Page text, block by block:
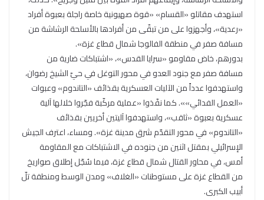
استهدف مقاتلو «القسام» «قوة صهيونية خاصة راجلة بعبوة أفراد
«رعدية»، وأجهزوا على من تبقّى من أفرادها بالأسلحة الرشاشة من
مسافة صفر في منطقة الفالوجا شمال قطاع غزة».
بدورهم، خاض مقاومو «سرايا القدس»، «اشتباكات ضارية من
مسافة صفر مع جنود العدو في محور التوغل في حيّ الشيخ رضوان،
واستهدفوا عدداً من الآليات العسكرية بقذائف «التاندوم» وعبوات
«العمل الفدائي»». كما نفّذوا «عملية مركّبة فجّروا خلالها آلية
عسكرية بعبوة «ثاقب»، واستهدفوا آليتين أخريين بقذائف
«التاندوم» في محور التقدّم شرق مدينة غزة». ومساء، اعترف الجيش
الإسرائيلي بمقتل اثنين من جنوده في الاشتباكات مع المقاومة
أمس، في محاور القتال شمال قطاع غزة، فيما سُجّل إطلاق صواريخ
من القطاع غزة على مستوطنات «الغلاف» ومدن الوسط ومنطقة تلّ
أبيب الكبرى.